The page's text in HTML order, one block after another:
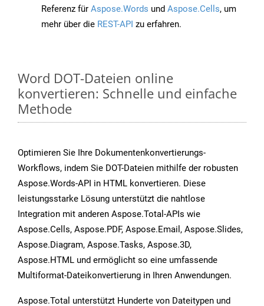
Referenz für Aspose.Words und Aspose.Cells, um
mehr über die REST-API zu erfahren.
Word DOT-Dateien online
konvertieren: Schnelle und einfache
Methode
Optimieren Sie Ihre Dokumentenkonvertierungs-
Workflows, indem Sie DOT-Dateien mithilfe der robusten
Aspose.Words-API in HTML konvertieren. Diese
leistungsstarke Lösung unterstützt die nahtlose
Integration mit anderen Aspose.Total-APIs wie
Aspose.Cells, Aspose.PDF, Aspose.Email, Aspose.Slides,
Aspose.Diagram, Aspose.Tasks, Aspose.3D,
Aspose.HTML und ermöglicht so eine umfassende
Multiformat-Dateikonvertierung in Ihren Anwendungen.
Aspose.Total unterstützt Hunderte von Dateitypen und